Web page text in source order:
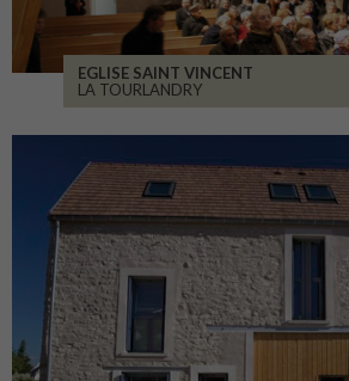
EGLISE SAINT VINCENT
LA TOURLANDRY